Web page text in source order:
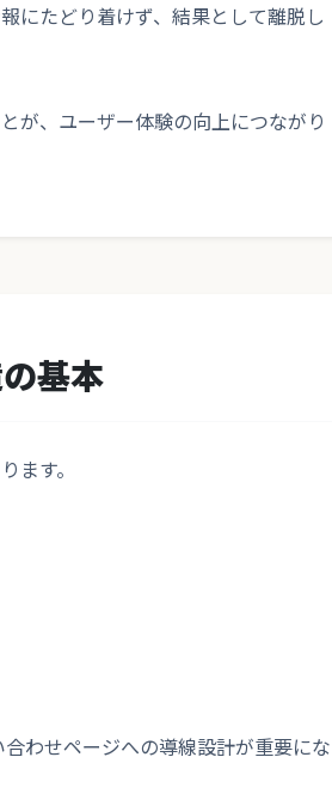
にたどり着けず、結果として離脱し
が、ユーザー体験の向上につながり
基本
ます。
わせページへの導線設計が重要にな